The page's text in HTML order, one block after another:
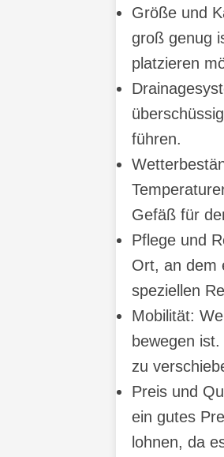
Größe und
groß genug
platzieren
führen.
Gefäß für
Pflege und
Ort, an dem
speziellen
Mobilität:
bewegen
zu
Preis und
ein gutes
lohnen, da